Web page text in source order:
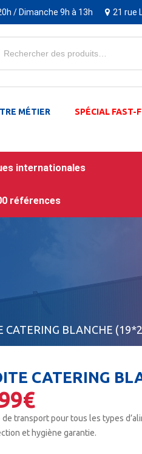
/ Dimanche 9h à 13h 21 rue
SPÉCIAL FAST-
MÉTIER
internationales
références
CATERING BLANCHE
CATERING
€
de transport pour tous les types
et hygiène garantie.